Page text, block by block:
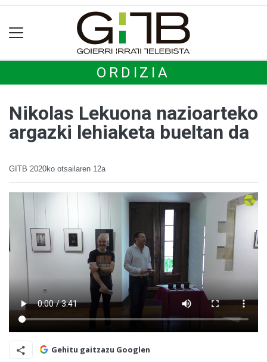
ORDIZIA
Nikolas Lekuona nazioarteko
argazki lehiaketa bueltan da
GITB 2020ko otsailaren 12a
Gehitu gaitzazu Googlen